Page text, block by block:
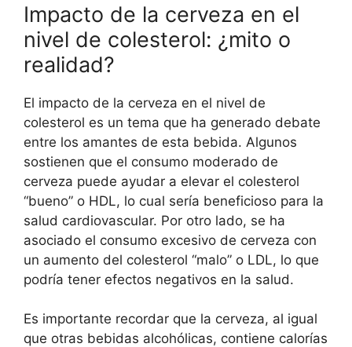
Impacto de la cerveza en el
nivel de colesterol: ¿mito o
realidad?
El impacto de la cerveza en el nivel de
colesterol es un tema que ha generado debate
entre los amantes de esta bebida. Algunos
sostienen que el consumo moderado de
cerveza puede ayudar a elevar el colesterol
“bueno” o HDL, lo cual sería beneficioso para la
salud cardiovascular. Por otro lado, se ha
asociado el consumo excesivo de cerveza con
un aumento del colesterol “malo” o LDL, lo que
podría tener efectos negativos en la salud.
Es importante recordar que la cerveza, al igual
que otras bebidas alcohólicas, contiene calorías